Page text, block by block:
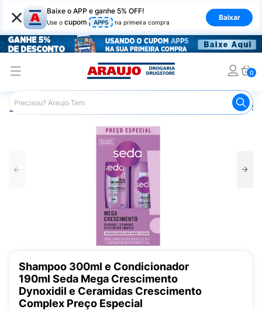
× Baixe o APP e ganhe 5% OFF!
Use o cupom APP5 na primeira compra
Baixar
0
Araujo Cabelo Cabelos com Queda
Shampoo 300ml e Condicionador
190ml Seda Mega Crescimento
Dynoxidil e Ceramidas Crescimento
Complex Preço Especial